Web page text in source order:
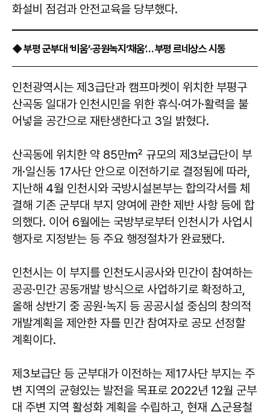
화설비 점검과 안전교육을 당부했다.
◆ 부평 군부대 ‘비움’·공원녹지‘채움’… 부평 르네상스 시동
인천광역시는 제3급단과 캠프마켓이 위치한 부평구
산곡동 일대가 인천시민을 위한 휴식·여가·활력을 불
어넣을 공간으로 재탄생한다고 3일 밝혔다.
산곡동에 위치한 약 85만㎡ 규모의 제3보급단이 부
개·일신동 17사단 안으로 이전하기로 결정됨에 따라,
지난해 4월 인천시와 국방시설본부는 합의각서를 체
결해 기존 군부대 부지 양여에 관한 제반 사항 등에 합
의했다. 이어 6월에는 국방부로부터 인천시가 사업시
행자로 지정받는 등 주요 행정절차가 완료됐다.
인천시는 이 부지를 인천도시공사와 민간이 참여하는
공공·민간 공동개발 방식으로 사업하기로 확정하고,
올해 상반기 중 공원·녹지 등 공공시설 중심의 창의적
개발계획을 제안한 자를 민간 참여자로 공모 선정할
계획이다.
제3보급단 등 군부대가 이전하는 제17사단 부지는 주
변 지역의 균형있는 발전을 목표로 2022년 12월 군부
대 주변 지역 활성화 계획을 수립하고, 현재 △군용철